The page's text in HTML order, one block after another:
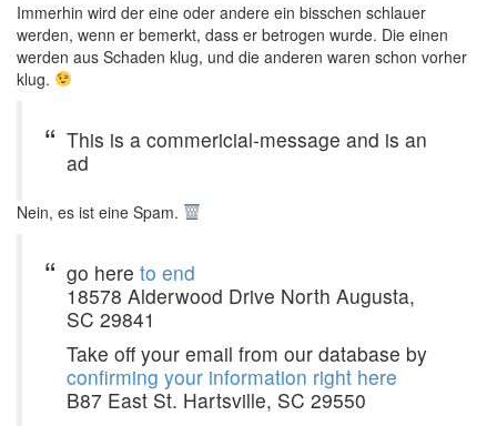
Immerhin wird der eine oder andere ein bisschen schlauer
werden, wenn er bemerkt, dass er betrogen wurde. Die einen
werden aus Schaden klug, und die anderen waren schon vorher
klug.
This is a commericial-message and is an
ad
Nein, es ist eine Spam.
go here to end
18578 Alderwood Drive North Augusta,
SC 29841
Take off your email from our database by
confirming your information right here
B87 East St. Hartsville, SC 29550